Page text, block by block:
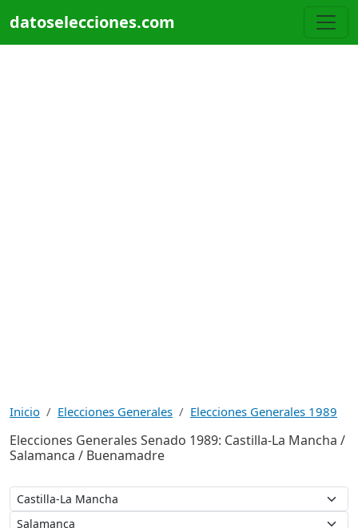
datoselecciones.com
Inicio Elecciones Generales Elecciones Generales 1989
Elecciones Generales Senado 1989: Castilla-La Mancha /
Salamanca / Buenamadre